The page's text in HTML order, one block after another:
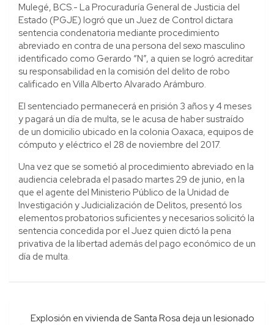
Mulegé, BCS.- La Procuraduría General de Justicia del
Estado (PGJE) logró que un Juez de Control dictara
sentencia condenatoria mediante procedimiento
abreviado en contra de una persona del sexo masculino
identificado como Gerardo “N”, a quien se logró acreditar
su responsabilidad en la comisión del delito de robo
calificado en Villa Alberto Alvarado Arámburo.
El sentenciado permanecerá en prisión 3 años y 4 meses
y pagará un día de multa, se le acusa de haber sustraído
de un domicilio ubicado en la colonia Oaxaca, equipos de
cómputo y eléctrico el 28 de noviembre del 2017.
Una vez que se sometió al procedimiento abreviado en la
audiencia celebrada el pasado martes 29 de junio, en la
que el agente del Ministerio Público de la Unidad de
Investigación y Judicialización de Delitos, presentó los
elementos probatorios suficientes y necesarios solicitó la
sentencia concedida por el Juez quien dictó la pena
privativa de la libertad además del pago económico de un
día de multa.
Navegación
Explosión en vivienda de Santa Rosa deja un lesionado